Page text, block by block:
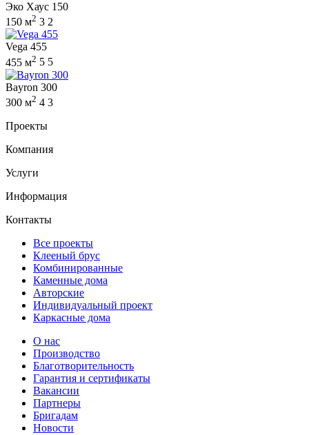
Эко Хаус 150
150 м2 3 2
Vega 455
455 м2 5 5
Bayron 300
300 м2 4 3
Проекты
Компания
Услуги
Информация
Контакты
Все проекты
Клееный брус
Комбинированные
Каменные дома
Авторские
Индивидуальный проект
Каркасные дома
О нас
Производство
Благотворительность
Гарантия и сертификаты
Вакансии
Партнеры
Бригадам
Новости